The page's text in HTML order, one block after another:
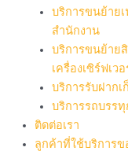
บริการขนย้ายเ
สำนักงาน
บริการขนย้าย
เครื่องเซิร์ฟเว
บริการรับฝากเ
บริการรถบรร
ติดต่อเรา
ลูกค้าที่ใช้บริการข